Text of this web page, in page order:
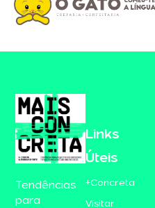
Tendências
para
Links
Úteis
+Concreta
Visitar